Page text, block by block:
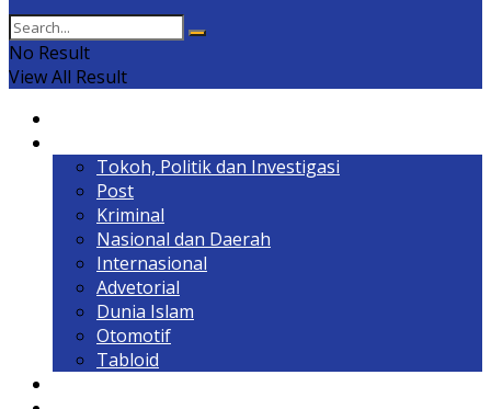
No Result
View All Result
Tokoh, Politik dan Investigasi
Post
Kriminal
Nasional dan Daerah
Internasional
Advetorial
Dunia Islam
Otomotif
Tabloid